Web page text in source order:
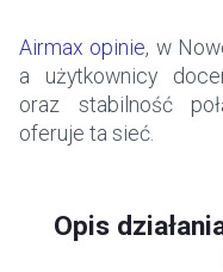
Airmax opinie, w
a użytkownicy
oraz stabilność
oferuje ta sieć.
Opis